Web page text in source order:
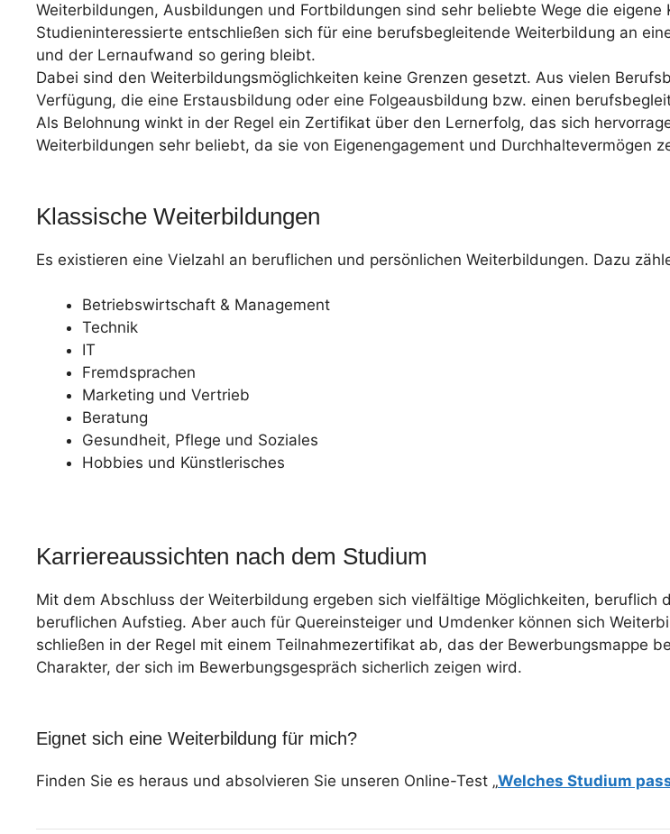
Weiterbildungen, Ausbildungen und Fortbildungen sind sehr beliebte Wege die
Studieninteressierte entschließen sich für eine berufsbegleitende Weiterbildung an
und der Lernaufwand so gering bleibt.
Dabei sind den Weiterbildungsmöglichkeiten keine Grenzen gesetzt. Aus vielen
Verfügung, die eine Erstausbildung oder eine Folgeausbildung bzw. einen
Als Belohnung winkt in der Regel ein Zertifikat über den Lernerfolg, das sich
Weiterbildungen sehr beliebt, da sie von Eigenengagement und Durchhaltevermögen
Klassische Weiterbildungen
Es existieren eine Vielzahl an beruflichen und persönlichen Weiterbildungen. Dazu
Betriebswirtschaft & Management
Technik
IT
Fremdsprachen
Marketing und Vertrieb
Beratung
Gesundheit, Pflege und Soziales
Hobbies und Künstlerisches
Karriereaussichten nach dem Studium
Mit dem Abschluss der Weiterbildung ergeben sich vielfältige Möglichkeiten, beruflich
beruflichen Aufstieg. Aber auch für Quereinsteiger und Umdenker können sich
schließen in der Regel mit einem Teilnahmezertifikat ab, das der Bewerbungsmappe
Charakter, der sich im Bewerbungsgespräch sicherlich zeigen wird.
Eignet sich eine Weiterbildung für mich?
Finden Sie es heraus und absolvieren Sie unseren Online-Test „Welches Studium